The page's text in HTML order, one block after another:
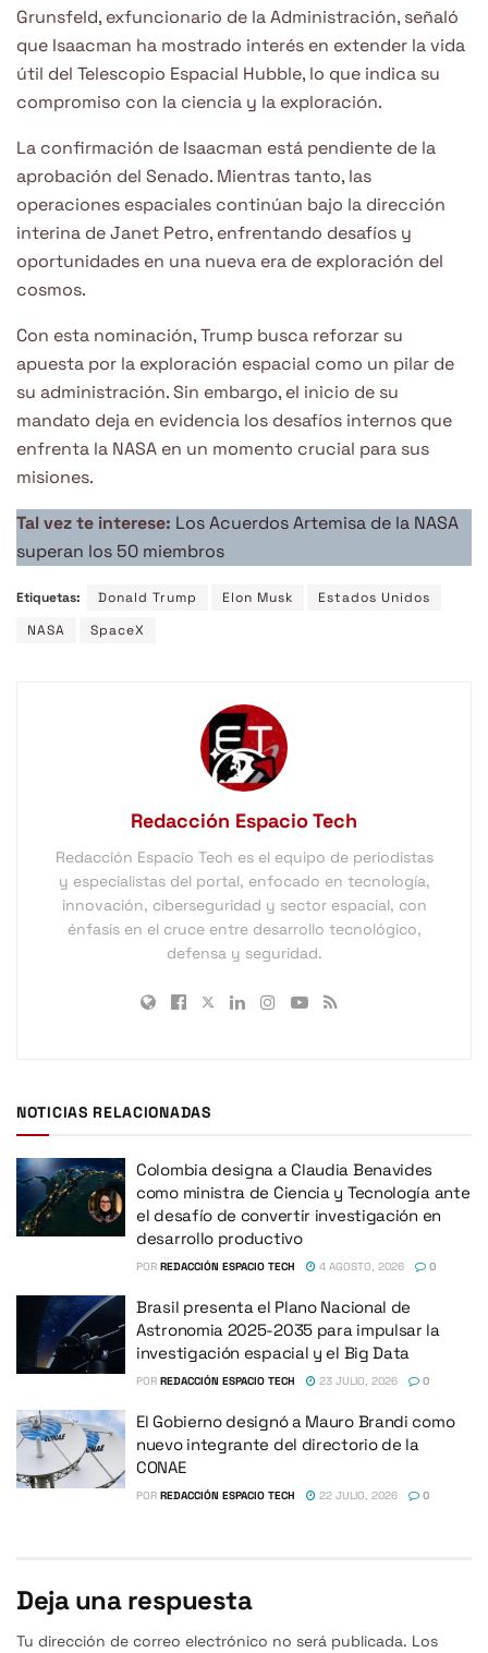
Grunsfeld, exfuncionario de la Administración, señaló
que Isaacman ha mostrado interés en extender la vida
útil del Telescopio Espacial Hubble, lo que indica su
compromiso con la ciencia y la exploración.
La confirmación de Isaacman está pendiente de la
aprobación del Senado. Mientras tanto, las
operaciones espaciales continúan bajo la dirección
interina de Janet Petro, enfrentando desafíos y
oportunidades en una nueva era de exploración del
cosmos.
Con esta nominación, Trump busca reforzar su
apuesta por la exploración espacial como un pilar de
su administración. Sin embargo, el inicio de su
mandato deja en evidencia los desafíos internos que
enfrenta la NASA en un momento crucial para sus
misiones.
Tal vez te interese: Los Acuerdos Artemisa de la NASA
superan los 50 miembros
Etiquetas: Donald Trump Elon Musk
Estados Unidos
NASA
SpaceX
Redacción Espacio Tech
Redacción Espacio Tech es el equipo de periodistas
y especialistas del portal, enfocado en tecnología,
innovación, ciberseguridad y sector espacial, con
énfasis en el cruce entre desarrollo tecnológico,
defensa y seguridad.
NOTICIAS RELACIONADAS
Colombia designa a Claudia Benavides
como ministra de Ciencia y Tecnología ante
el desafío de convertir investigación en
desarrollo productivo
POR REDACCIÓN ESPACIO TECH 4 AGOSTO, 2026 0
Brasil presenta el Plano Nacional de
Astronomia 2025-2035 para impulsar la
investigación espacial y el Big Data
POR REDACCIÓN ESPACIO TECH 23 JULIO, 2026 0
El Gobierno designó a Mauro Brandi como
nuevo integrante del directorio de la
CONAE
POR REDACCIÓN ESPACIO TECH 22 JULIO, 2026 0
Deja una respuesta
Tu dirección de correo electrónico no será publicada. Los